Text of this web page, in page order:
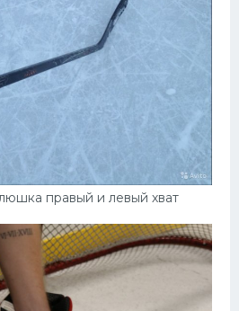
правый и левый хват